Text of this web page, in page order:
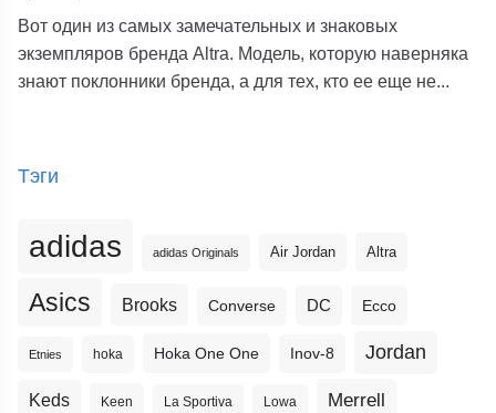
Вот один из самых замечательных и знаковых
экземпляров бренда Altra. Модель, которую наверняка
знают поклонники бренда, а для тех, кто ее еще не...
Тэги
adidas adidas Originals Air Jordan Altra
Asics Brooks Converse DC Ecco
Etnies hoka Hoka One One Inov-8 Jordan
Keds Keen La Sportiva Lowa Merrell